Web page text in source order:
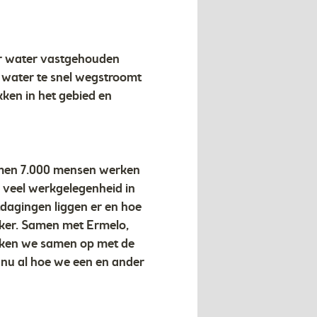
water vastgehouden
te snel wegstroomt
in het gebied en
7.000 mensen werken
werkgelegenheid in
liggen er en hoe
Samen met Ermelo,
we samen op met de
al hoe we een en ander